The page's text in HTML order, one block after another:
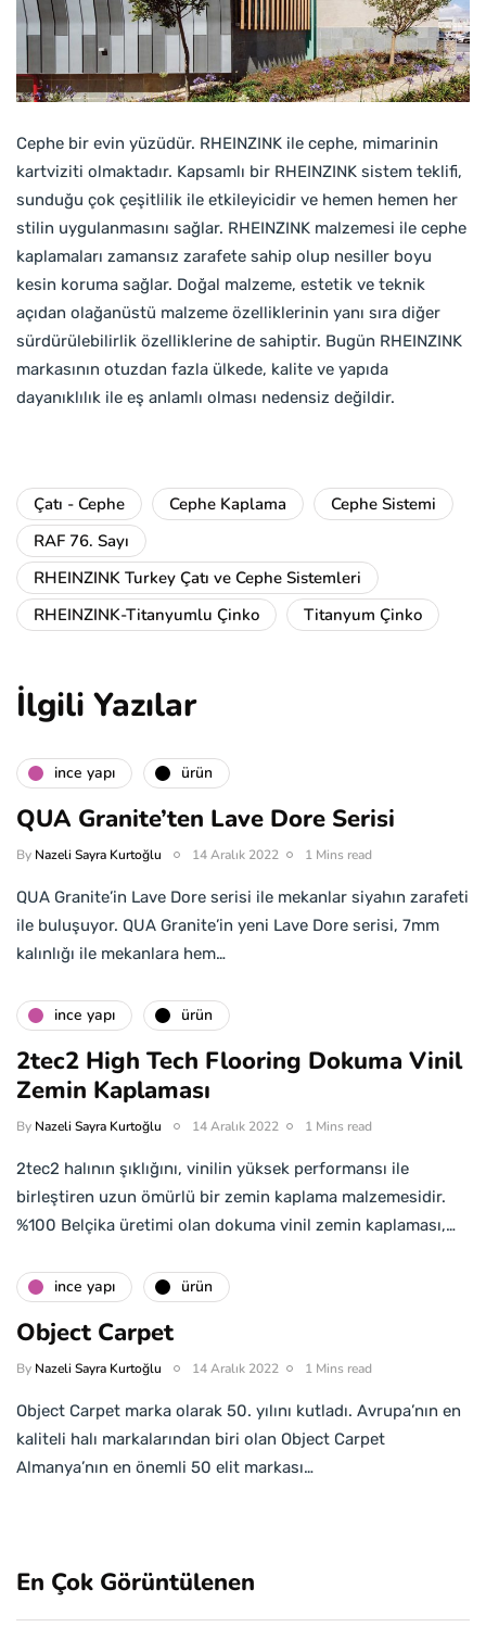
Cephe bir evin yüzüdür. RHEINZINK ile cephe, mimarinin
kartviziti olmaktadır. Kapsamlı bir RHEINZINK sistem teklifi,
sunduğu çok çeşitlilik ile etkileyicidir ve hemen hemen her
stilin uygulanmasını sağlar. RHEINZINK malzemesi ile cephe
kaplamaları zamansız zarafete sahip olup nesiller boyu
kesin koruma sağlar. Doğal malzeme, estetik ve teknik
açıdan olağanüstü malzeme özelliklerinin yanı sıra diğer
sürdürülebilirlik özelliklerine de sahiptir. Bugün RHEINZINK
markasının otuzdan fazla ülkede, kalite ve yapıda
dayanıklılık ile eş anlamlı olması nedensiz değildir.
Çatı - Cephe Cephe Kaplama
Cephe Sistemi
RAF 76. Sayı
RHEINZINK Turkey Çatı ve Cephe Sistemleri
RHEINZINK-Titanyumlu Çinko
Titanyum Çinko
İlgili Yazılar
i̇nce yapı ürün
QUA Granite’ten Lave Dore Serisi
By Nazeli Sayra Kurtoğlu 14 Aralık 2022 1 Mins read
QUA Granite’in Lave Dore serisi ile mekanlar siyahın zarafeti
ile buluşuyor. QUA Granite’in yeni Lave Dore serisi, 7mm
kalınlığı ile mekanlara hem…
i̇nce yapı ürün
2tec2 High Tech Flooring Dokuma Vinil
Zemin Kaplaması
By Nazeli Sayra Kurtoğlu 14 Aralık 2022 1 Mins read
2tec2 halının şıklığını, vinilin yüksek performansı ile
birleştiren uzun ömürlü bir zemin kaplama malzemesidir.
%100 Belçika üretimi olan dokuma vinil zemin kaplaması,…
i̇nce yapı ürün
Object Carpet
By Nazeli Sayra Kurtoğlu 14 Aralık 2022 1 Mins read
Object Carpet marka olarak 50. yılını kutladı. Avrupa’nın en
kaliteli halı markalarından biri olan Object Carpet
Almanya’nın en önemli 50 elit markası…
En Çok Görüntülenen